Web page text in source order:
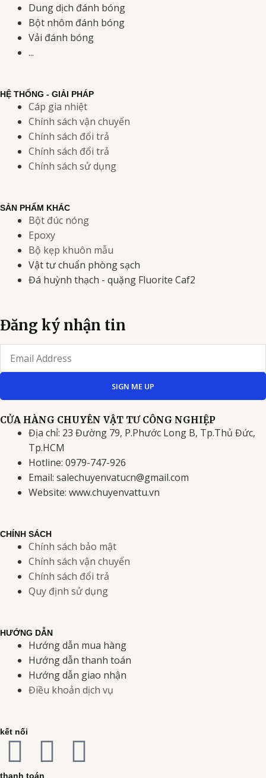
Dung dịch đánh bóng
Bột nhôm đánh bóng
Vải đánh bóng
...
HỆ THỐNG - GIẢI PHÁP
Cáp gia nhiệt
Chính sách vận chuyển
Chính sách đổi trả
Chính sách đổi trả
Chính sách sử dụng
SẢN PHẨM KHÁC
Bột đúc nóng
Epoxy
Bộ kẹp khuôn mẫu
Vật tư chuẩn phòng sạch
Đá huỳnh thạch - quặng Fluorite Caf2
Đăng ký nhận tin
SIGN ME UP
CỬA HÀNG CHUYÊN VẬT TƯ CÔNG NGHIỆP
Địa chỉ: 23 Đường 79, P.Phước Long B, Tp.Thủ Đức,
Tp.HCM
Hotline: 0979-747-926
Email: salechuyenvatucn@gmail.com
Website: www.chuyenvattu.vn
CHÍNH SÁCH
Chính sách bảo mật
Chính sách vận chuyển
Chính sách đổi trả
Quy định sử dụng
HƯỚNG DẪN
Hướng dẫn mua hàng
Hướng dẫn thanh toán
Hướng dẫn giao nhận
Điều khoản dịch vụ
kết nối
F I Y
thanh toán